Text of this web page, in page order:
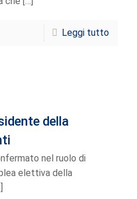
Leggi tutto
della
nel ruolo di
elettiva della